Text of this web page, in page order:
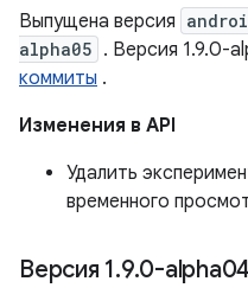
Выпущена версия
alpha05 . Версия 1.9.0-
коммиты .
Изменения в API
Удалить
временного
Версия 1.9.0-alpha04